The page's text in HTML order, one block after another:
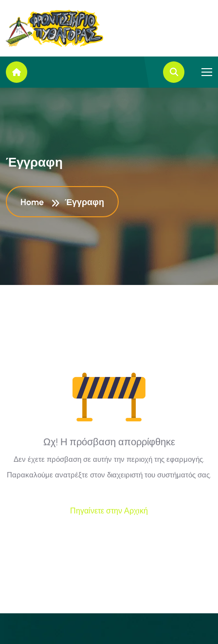
Έγγραφη
Home Έγγραφη
Ωχ! Η πρόσβαση απορρίφθηκε
Δεν έχετε πρόσβαση σε αυτήν την περιοχή της εφαρμογής.
Παρακαλούμε ανατρέξτε στον διαχειριστή του συστήματός σας.
Πηγαίνετε στην Αρχική